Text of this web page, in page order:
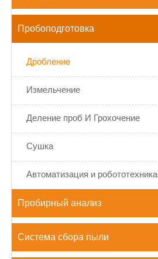
Пробоподготовка
Дробление
Измельчение
Деление проб И Грохочение
Сушка
Автоматизация и робототехника
Пробирный анализ
Система сбора пыли